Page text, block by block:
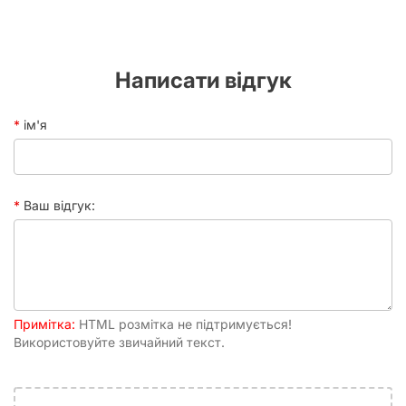
Написати відгук
ім'я
Ваш відгук:
Примітка: HTML розмітка не підтримується!
Використовуйте звичайний текст.